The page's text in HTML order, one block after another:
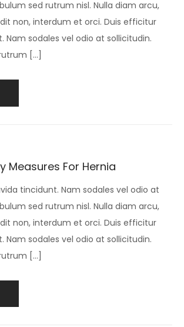
sed rutrum nisl. Nulla diam arcu,
non, interdum et orci. Duis efficitur
Nam sodales vel odio at sollicitudin.
[…]
Measures For Hernia
tincidunt. Nam sodales vel odio at
sed rutrum nisl. Nulla diam arcu,
non, interdum et orci. Duis efficitur
Nam sodales vel odio at sollicitudin.
[…]